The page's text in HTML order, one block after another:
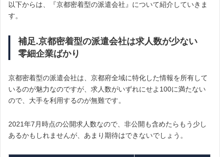
以下からは、『京都密着型の派遣会社』について紹介していきま
す。
補足.京都密着型の派遣会社は求人数が少ない
零細企業ばかり
京都密着型の派遣会社は、京都府全域に特化した情報を所有して
いるのが魅力なのですが、求人数がいずれにせよ100に満たない
ので、大手を利用するのが無難です。
2021年7月時点の公開求人数なので、非公開も含めたらもう少し
あるかもしれませんが、あまり期待はできないでしょう。